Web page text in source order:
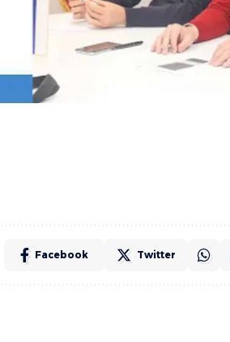
Facebook Twitter